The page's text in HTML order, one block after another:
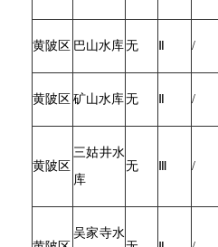
黄陂区 巴山水库无 /
黄陂区 矿山水库无 /
黄陂区
三姑井水
库
无 /
吴家寺水